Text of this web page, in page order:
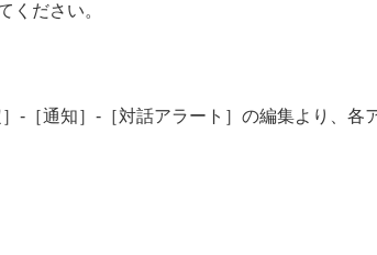
ください。
-［通知］-［対話アラート］の編集より、各